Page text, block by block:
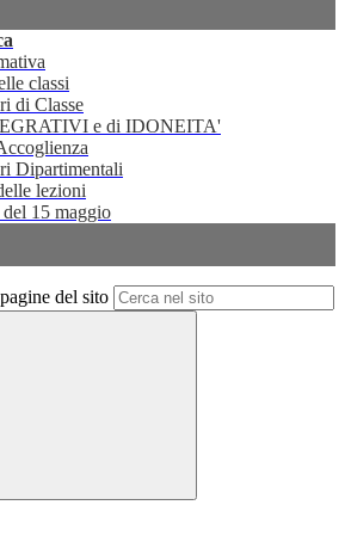
classi
di Classe
e di IDONEITA'
Dipartimentali
lezioni
15 maggio
del sito